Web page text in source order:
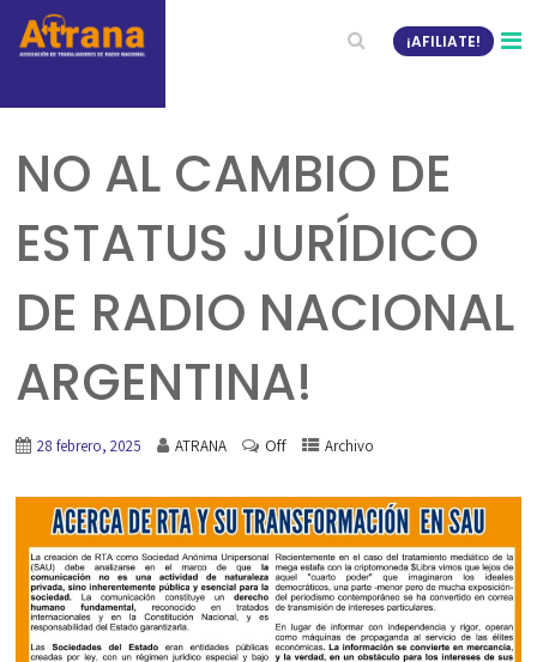
¡AFILIATE!
NO AL CAMBIO DE
ESTATUS JURÍDICO
DE RADIO NACIONAL
ARGENTINA!
28 febrero, 2025 ATRANA Off Archivo